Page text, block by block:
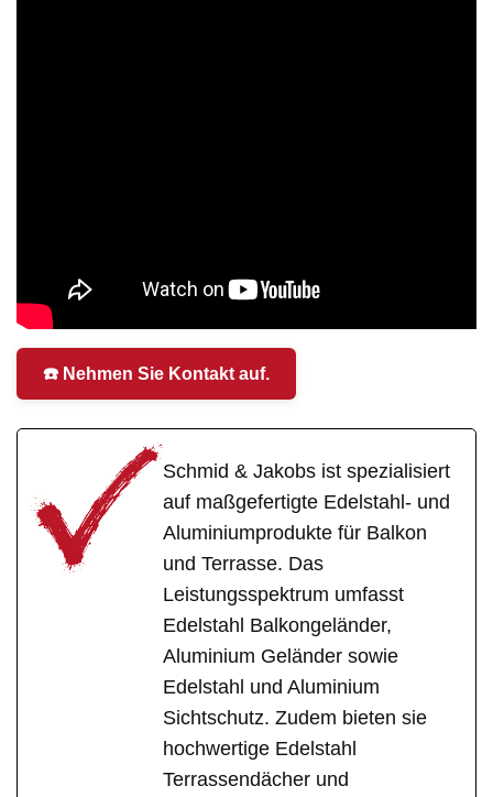
☎️ Nehmen Sie Kontakt auf.
Schmid & Jakobs ist spezialisiert
auf maßgefertigte Edelstahl- und
Aluminiumprodukte für Balkon
und Terrasse. Das
Leistungsspektrum umfasst
Edelstahl Balkongeländer,
Aluminium Geländer sowie
Edelstahl und Aluminium
Sichtschutz. Zudem bieten sie
hochwertige Edelstahl
Terrassendächer und